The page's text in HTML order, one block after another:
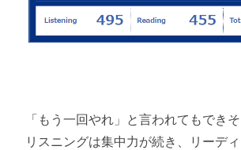
「もう一回やれ」と言われてもでき
リスニングは集中力が続き、リーデ